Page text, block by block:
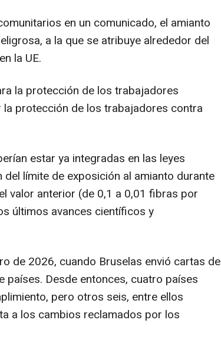
en un comunicado, el amianto
a la que se atribuye alrededor del
la UE.
la protección de los trabajadores
protección de los trabajadores contra
estar ya integradas en las leyes
límite de exposición al amianto durante
valor anterior (de 0,1 a 0,01 fibras por
últimos avances científicos y
de 2026, cuando Bruselas envió cartas de
países. Desde entonces, cuatro países
pero otros seis, entre ellos
a los cambios reclamados por los